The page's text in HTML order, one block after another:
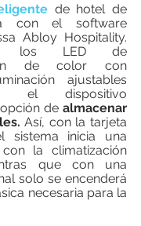
de hotel de
con el software
Abloy Hospitality.
los LED de
de color con
ajustables
el dispositivo
de almacenar
Así, con la tarjeta
sistema inicia una
la climatización
que con una
solo se encenderá
necesaria para la